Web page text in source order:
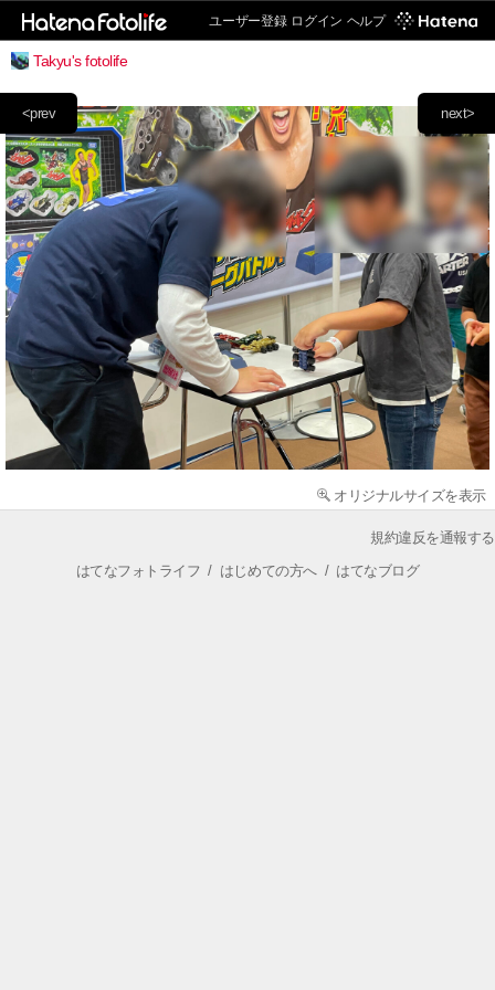
ユーザー登録 ログイン ヘルプ
Takyu's fotolife
next>
<prev
オリジナルサイズを表示
規約違反を通報する
はてなフォトライフ / はじめての方へ/ はてなブログ